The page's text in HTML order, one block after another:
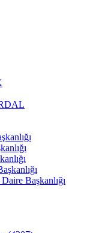
Başkanlığı